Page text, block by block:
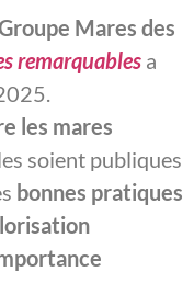
Mares des
remarquables a
les mares
soient publiques
bonnes pratiques